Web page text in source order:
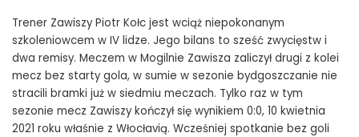
Trener Zawiszy Piotr Kołc jest wciąż niepokonanym
szkoleniowcem w IV lidze. Jego bilans to sześć zwycięstw i
dwa remisy. Meczem w Mogilnie Zawisza zaliczył drugi z kolei
mecz bez starty gola, w sumie w sezonie bydgoszczanie nie
stracili bramki już w siedmiu meczach. Tylko raz w tym
sezonie mecz Zawiszy kończył się wynikiem 0:0, 10 kwietnia
2021 roku właśnie z Włocłavią. Wcześniej spotkanie bez goli